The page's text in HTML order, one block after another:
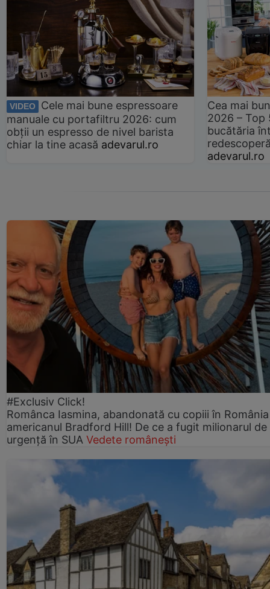
VIDEO
Cele mai bune espressoare
manuale cu portafiltru 2026: cum
obții un espresso de nivel barista
chiar la tine acasă adevarul.ro
Cea mai
2026 –
bucătăria
adevarul.ro
#Exclusiv Click!
Românca Iasmina, abandonată cu copiii în
americanul Bradford Hill! De ce a fugit milionarul de
urgență în SUA Vedete românești